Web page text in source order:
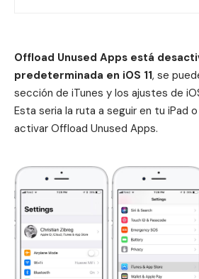
Offload Unused Apps está
predeterminada en iOS 11, se
sección de iTunes y los ajustes de
Esta seria la ruta a seguir en tu iPad
activar Offload Unused Apps.